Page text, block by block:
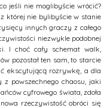
jeśli nie moglibyście wrócić?
której nie bylibyście w stanie
innych graczy z całego
niezwykle podobnej
I choć cały schemat walk,
pozostał ten sam, to starcie
ekscytującą rozrywkę, a dla
powszechnego chaosu, jaki
cyfrowego świata, zdoła
rzeczywistość obróci się